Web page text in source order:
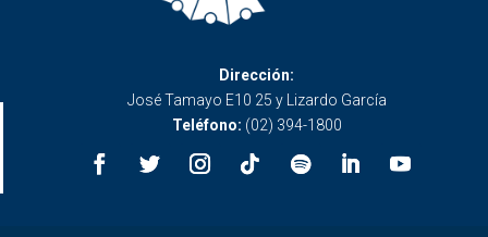
Dirección:
José Tamayo E10 25 y Lizardo García
Teléfono: (02) 394-1800